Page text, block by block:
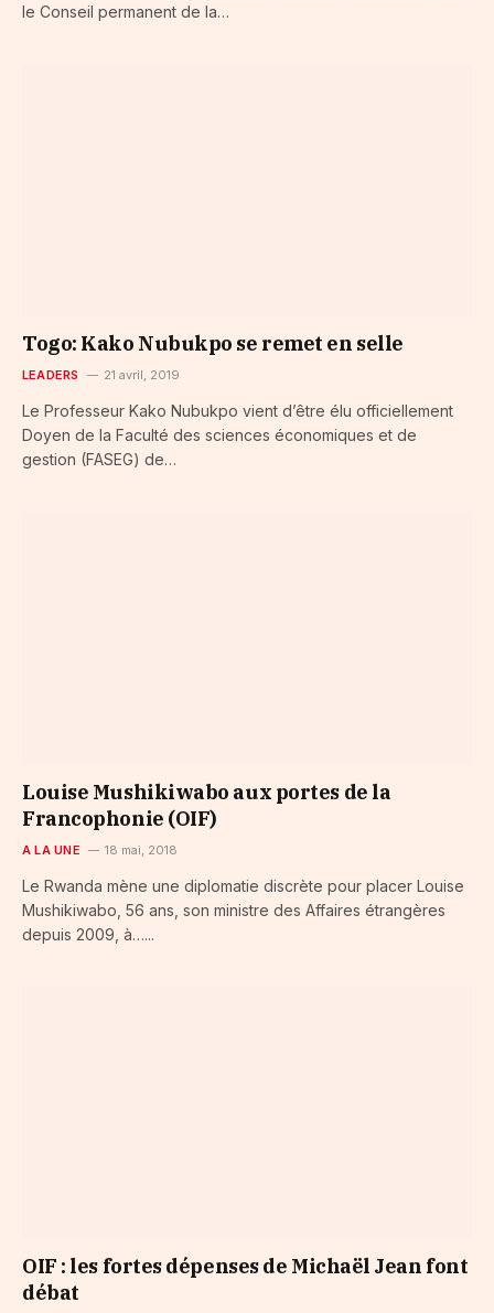
le Conseil permanent de la…
Togo: Kako Nubukpo se remet en selle
LEADERS 21 avril, 2019
Le Professeur Kako Nubukpo vient d’être élu officiellement
Doyen de la Faculté des sciences économiques et de
gestion (FASEG) de…
Louise Mushikiwabo aux portes de la
Francophonie (OIF)
A LA UNE 18 mai, 2018
Le Rwanda mène une diplomatie discrète pour placer Louise
Mushikiwabo, 56 ans, son ministre des Affaires étrangères
depuis 2009, à…...
OIF : les fortes dépenses de Michaël Jean font
débat